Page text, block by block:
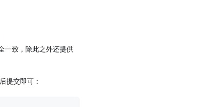
一致，除此之外还提供
提交即可：